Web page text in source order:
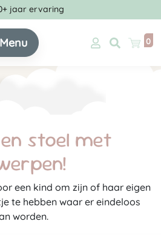
jaar ervaring
Menu 0
stoel met
een kind om zijn of haar eigen
te hebben waar er eindeloos
worden.